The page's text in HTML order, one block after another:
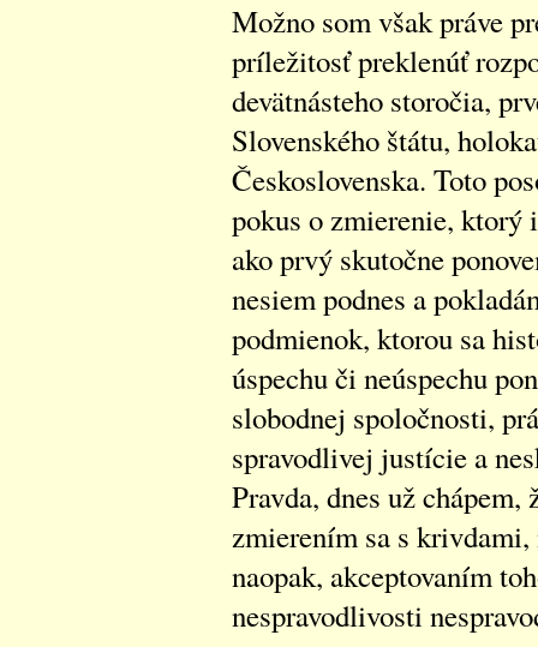
Možno som však práve
príležitosť preklenúť
devätnásteho storočia,
Slovenského štátu,
Československa. Toto
pokus o zmierenie,
ako prvý skutočne
nesiem podnes a
podmienok, ktorou sa
úspechu či neúspechu
slobodnej spoločnosti,
spravodlivej justície a
Pravda, dnes už
zmierením sa s
naopak, akceptovaním
nespravodlivosti